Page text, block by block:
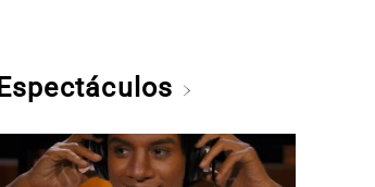
Espectáculos